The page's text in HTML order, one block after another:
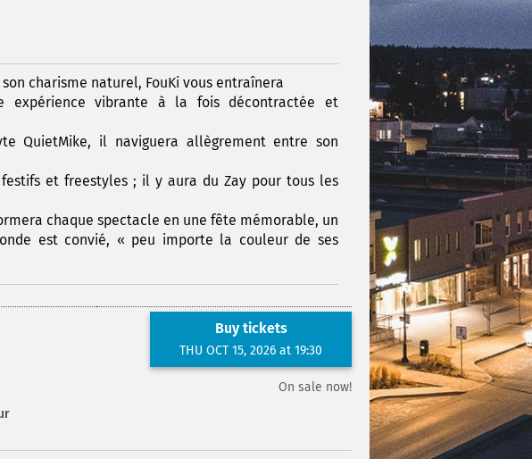
charisme naturel, FouKi vous entraînera
expérience vibrante à la fois décontractée et
QuietMike, il naviguera allègrement entre son
et freestyles ; il y aura du Zay pour tous les
chaque spectacle en une fête mémorable, un
est convié, « peu importe la couleur de ses
Buy tickets
THU OCT 15, 2026 at 19:30
On sale now!